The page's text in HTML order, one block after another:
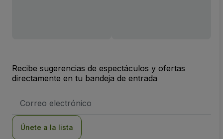
Recibe sugerencias de espectáculos y ofertas
directamente en tu bandeja de entrada
de
Únete a la lista